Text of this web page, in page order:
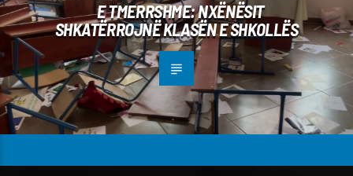
E TMERRSHME: NXËNËSIT
SHKATËRROJNË KLASËN E SHKOLLËS